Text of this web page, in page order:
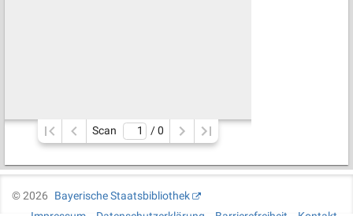
Scan / 0
©2026
Bayerische Staatsbibliothek